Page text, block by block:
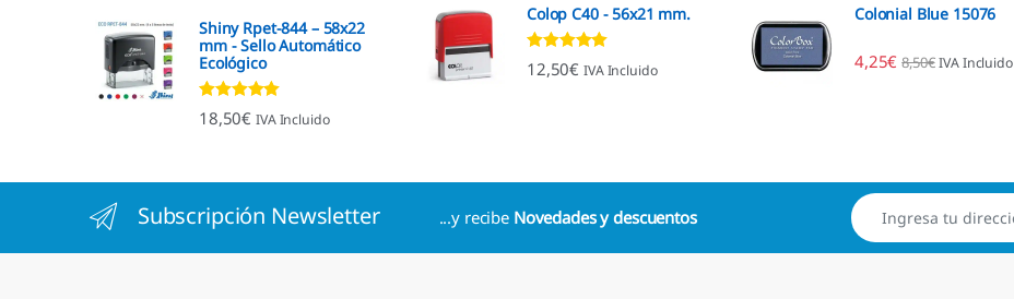
Shiny Rpet-844 – 58x22
mm - Sello Automático
Ecológico
Valorado con
4.96de 5
18,50€ IVA Incluido
Colop C40 - 56x21 mm.
Valorado con
4.89de 5
12,50€ IVA Incluido
Colonial Blue 15076
4,25€ 8,50€ IVA Incluido
Subscripción Newsletter ...y recibe Novedades y descuentos